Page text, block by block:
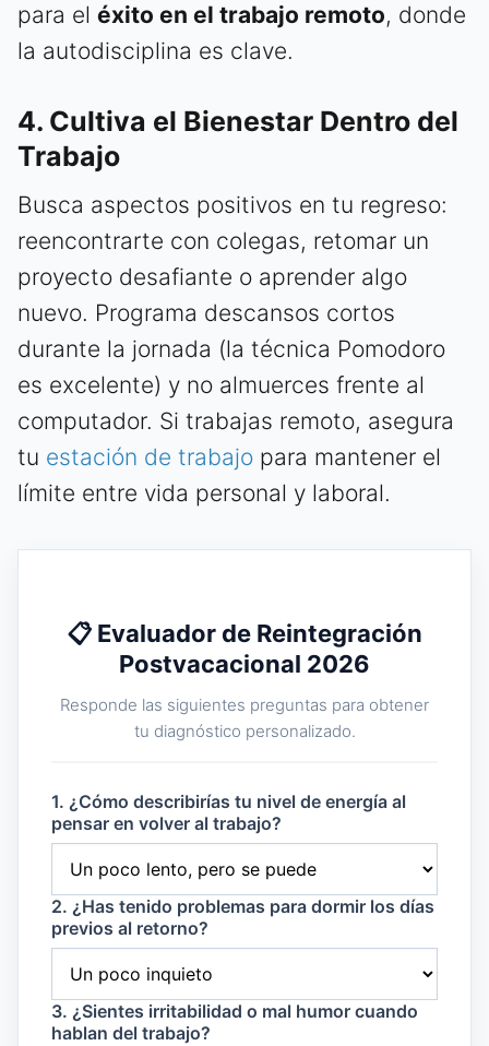
para el éxito en el trabajo remoto, donde
la autodisciplina es clave.
4. Cultiva el Bienestar Dentro del
Trabajo
Busca aspectos positivos en tu regreso:
reencontrarte con colegas, retomar un
proyecto desafiante o aprender algo
nuevo. Programa descansos cortos
durante la jornada (la técnica Pomodoro
es excelente) y no almuerces frente al
computador. Si trabajas remoto, asegura
tu estación de trabajo para mantener el
límite entre vida personal y laboral.
📋 Evaluador de Reintegración
Postvacacional 2026
Responde las siguientes preguntas para obtener
tu diagnóstico personalizado.
1. ¿Cómo describirías tu nivel de energía al
pensar en volver al trabajo?
2. ¿Has tenido problemas para dormir los días
previos al retorno?
3. ¿Sientes irritabilidad o mal humor cuando
hablan del trabajo?